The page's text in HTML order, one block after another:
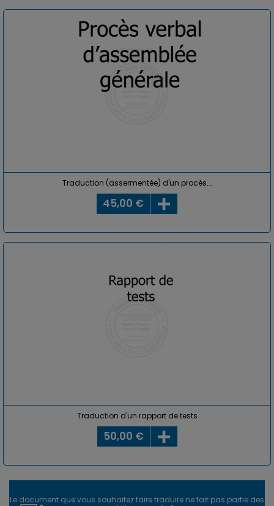
Traduction (assermentée) d'un procès...
45,00 €
Traduction d'un rapport de tests
50,00 €
Le document que vous souhaitez faire traduire ne fait pas partie des